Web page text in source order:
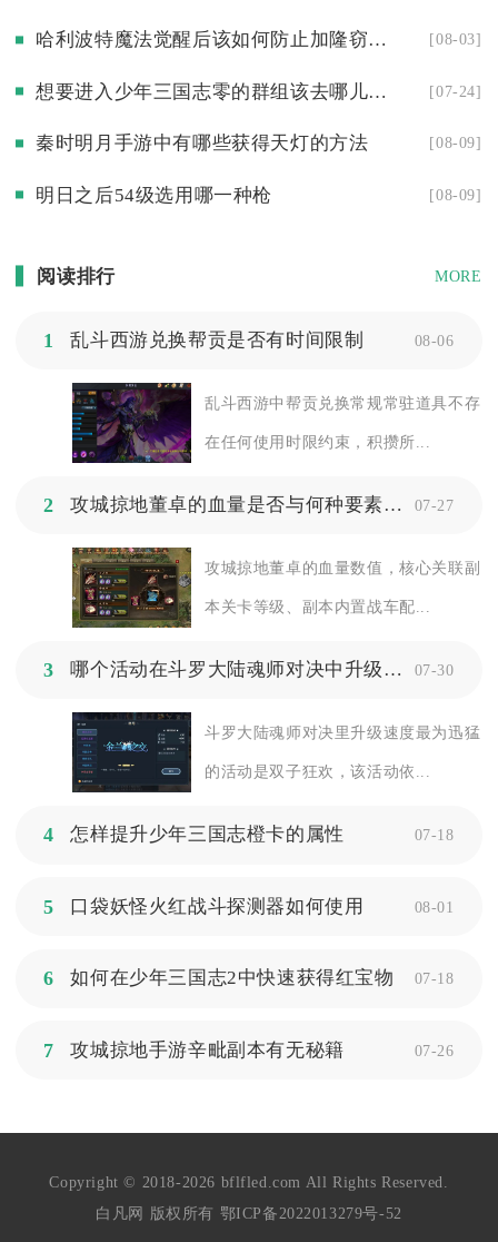
哈利波特魔法觉醒后该如何防止加隆窃贼趁机逃跑 [08-03]
想要进入少年三国志零的群组该去哪儿申请 [07-24]
秦时明月手游中有哪些获得天灯的方法 [08-09]
明日之后54级选用哪一种枪 [08-09]
阅读排行 MORE
1 乱斗西游兑换帮贡是否有时间限制 08-06
乱斗西游中帮贡兑换常规常驻道具不存
在任何使用时限约束，积攒所...
2 攻城掠地董卓的血量是否与何种要素息息相关 07-27
攻城掠地董卓的血量数值，核心关联副
本关卡等级、副本内置战车配...
3 哪个活动在斗罗大陆魂师对决中升级最迅速 07-30
斗罗大陆魂师对决里升级速度最为迅猛
的活动是双子狂欢，该活动依...
4 怎样提升少年三国志橙卡的属性 07-18
5 口袋妖怪火红战斗探测器如何使用 08-01
6 如何在少年三国志2中快速获得红宝物 07-18
7 攻城掠地手游辛毗副本有无秘籍 07-26
Copyright © 2018-2026 bflfled.com All Rights Reserved.
白凡网 版权所有 鄂ICP备2022013279号-52